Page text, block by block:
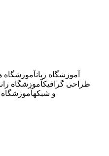
آموزشگاه زبانآموزشگاه
طراحی گرافیکآموزشگاه
آموزشگاه IT و شبکهآموزشگاه